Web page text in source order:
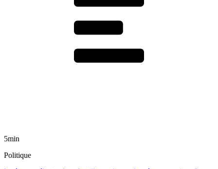
5min
Politique